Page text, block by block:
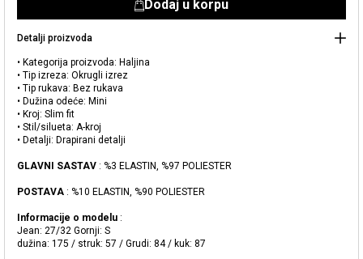
Dodaj u korpu
Detalji proizvoda
• Kategorija proizvoda: Haljina
• Tip izreza: Okrugli izrez
• Tip rukava: Bez rukava
• Dužina odeće: Mini
• Kroj: Slim fit
• Stil/silueta: A-kroj
• Detalji: Drapirani detalji
GLAVNI SASTAV : %3 ELASTIN, %97 POLIESTER
POSTAVA : %10 ELASTIN, %90 POLIESTER
Informacije o modelu :
Jean: 27/32 Gornji: S
dužina: 175 / struk: 57 / Grudi: 84 / kuk: 87
Možete doći do prodavnice KOTON koju tražite odabirom
informacija o državi i gradu.
Upozorenje o zalihama
Dodato u korpu